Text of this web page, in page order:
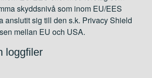
skyddsnivå som inom EU/EES
anslutit sig till den s.k. Privacy Shield
mellan EU och USA.
loggfiler